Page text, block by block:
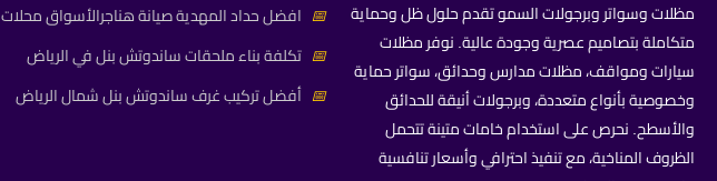
مظلات وسواتر وبرجولات السمو تقدم حلول ظل وحماية
متكاملة بتصاميم عصرية وجودة عالية. نوفر مظلات
سيارات ومواقف، مظلات مدارس وحدائق، سواتر حماية
وخصوصية بأنواع متعددة، وبرجولات أنيقة للحدائق
والأسطح. نحرص على استخدام خامات متينة تتحمل
الظروف المناخية، مع تنفيذ احترافي وأسعار تنافسية
📅 افضل حداد المهدية صيانة هناجرالأسواق محلات
📅 تكلفة بناء ملحقات ساندوتش بنل في الرياض
📅 أفضل تركيب غرف ساندوتش بنل شمال الرياض